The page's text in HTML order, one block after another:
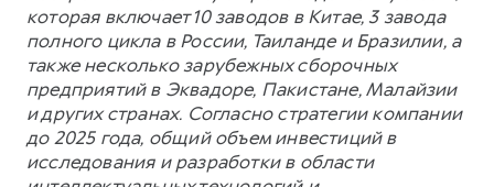
которая включает 10 заводов в Китае, 3 завода
полного цикла в России, Таиланде и Бразилии, а
также несколько зарубежных сборочных
предприятий в Эквадоре, Пакистане, Малайзии
и других странах. Согласно стратегии компании
до 2025 года, общий объем инвестиций в
исследования и разработки в области